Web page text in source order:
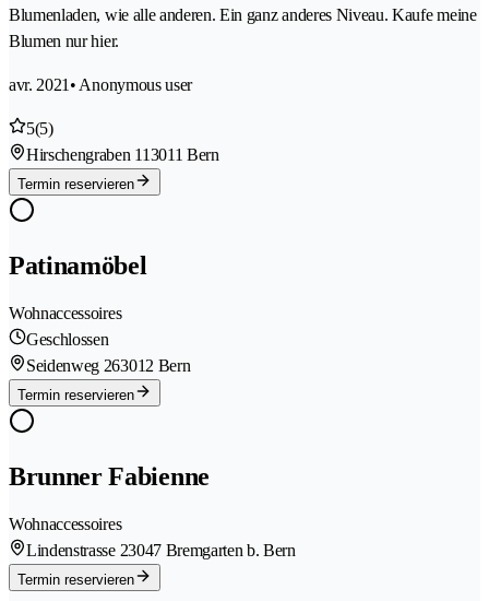
Blumenladen, wie alle anderen. Ein ganz anderes Niveau. Kaufe meine
Blumen nur hier.
avr. 2021 • Anonymous user
5(5)
Hirschengraben 113011 Bern
Termin reservieren
Patinamöbel
Wohnaccessoires
Geschlossen
Seidenweg 263012 Bern
Termin reservieren
Brunner Fabienne
Wohnaccessoires
Lindenstrasse 23047 Bremgarten b. Bern
Termin reservieren